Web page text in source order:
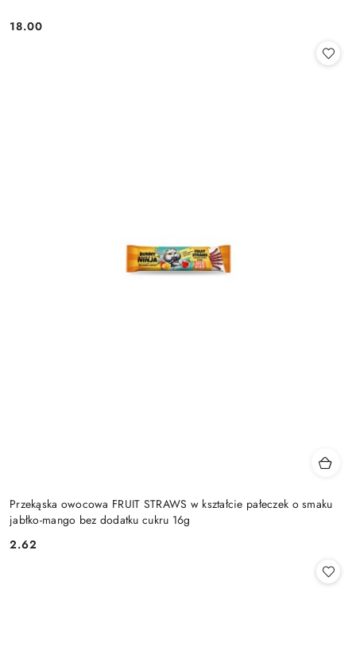
Cena:
18.00
Przekąska owocowa FRUIT STRAWS w kształcie pałeczek o smaku
jabłko-mango bez dodatku cukru 16g
Cena:
2.62